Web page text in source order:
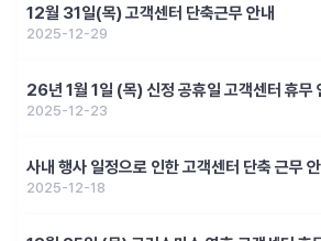
12월 31일(목) 고객센터 단축근무 안내
2025-12-29
26년 1월 1일 (목) 신정 공휴일 고객센터 휴무
2025-12-23
사내 행사 일정으로 인한 고객센터 단축 근무
2025-12-18